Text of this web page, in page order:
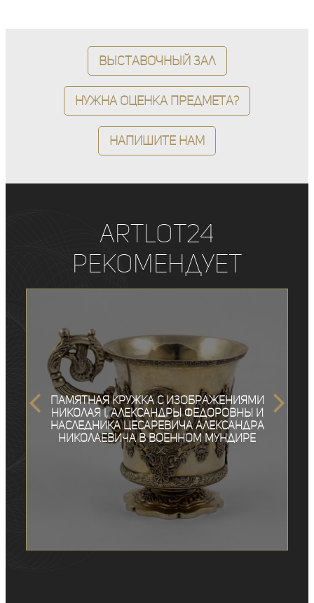
Выставочный зал
Нужна оценка предмета?
Напишите нам
ArtLot24
рекомендует
Памятная кружка с изображениями
Николая I, Александры Федоровны и
наследника цесаревича Александра
Николаевича в военном мундире